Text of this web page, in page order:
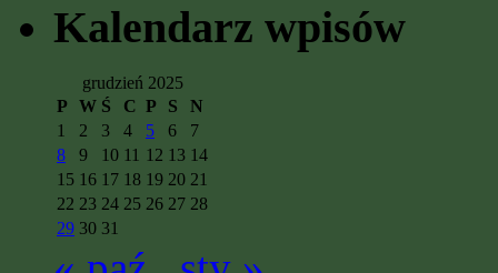
Kalendarz wpisów
grudzień 2025
P W Ś C P S
N
1
2 3 4 5 6
7
8
9 10 11 12 13 14
15 16 17 18 19 20 21
22 23 24 25 26 27 28
29 30 31